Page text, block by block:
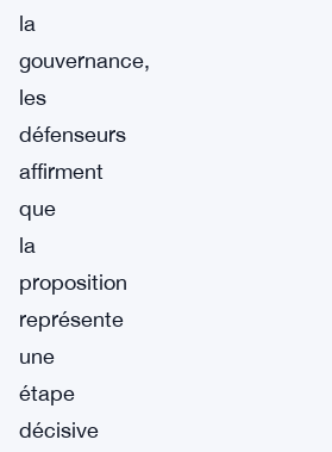
la
gouvernance,
les
défenseurs
affirment
que
la
proposition
représente
une
étape
décisive